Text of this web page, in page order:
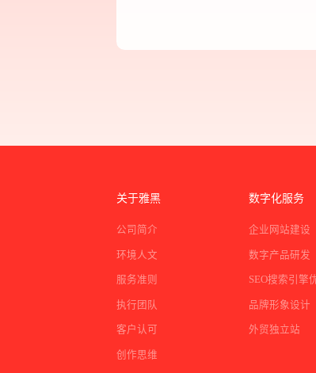
关于雅黑
公司简介
环境人文
服务准则
执行团队
客户认可
创作思维
数字化服务
企业网站建设
数字产品研发
SEO搜索引擎
品牌形象设计
外贸独立站